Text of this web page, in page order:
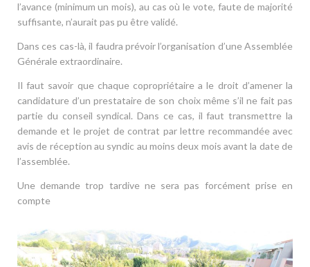
l’avance (minimum un mois), au cas où le vote, faute de majorité
suffisante, n’aurait pas pu être validé.
Dans ces cas-là, il faudra prévoir l’organisation d’une Assemblée
Générale extraordinaire.
Il faut savoir que chaque copropriétaire a le droit d’amener la
candidature d’un prestataire de son choix même s’il ne fait pas
partie du conseil syndical. Dans ce cas, il faut transmettre la
demande et le projet de contrat par lettre recommandée avec
avis de réception au syndic au moins deux mois avant la date de
l’assemblée.
Une demande trop tardive ne sera pas forcément prise en
compte